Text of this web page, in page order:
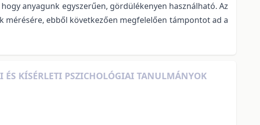
anyagunk egyszerűen, gördülékenyen használható. Az
ebből következően megfelelően támpontot ad a
ÉS KÍSÉRLETI PSZICHOLÓGIAI TANULMÁNYOK